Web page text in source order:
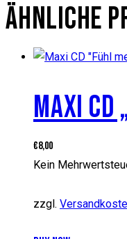
ÄHNLICHE
MAXI CD
€8,00
Kein
zzgl.